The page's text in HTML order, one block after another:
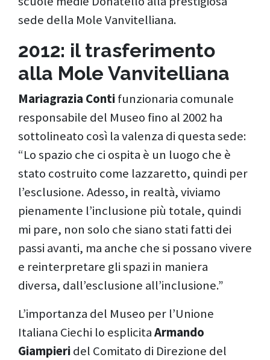
sede della Mole Vanvitelliana.
2012: il trasferimento
alla Mole Vanvitelliana
Mariagrazia Contifunzionaria comunale
responsabile del Museo fino al 2002 ha
sottolineato così la valenza di questa sede:
“Lo spazio che ci ospita è un luogo che è
stato costruito come lazzaretto, quindi per
l’esclusione. Adesso, in realtà, viviamo
pienamente l’inclusione più totale, quindi
mi pare, non solo che siano stati fatti dei
passi avanti, ma anche che si possano vivere
e reinterpretare gli spazi in maniera
diversa, dall’esclusione all’inclusione.”
L’importanza del Museo per l’Unione
Italiana Ciechi lo esplicitaArmando
Giampieridel Comitato di Direzione del